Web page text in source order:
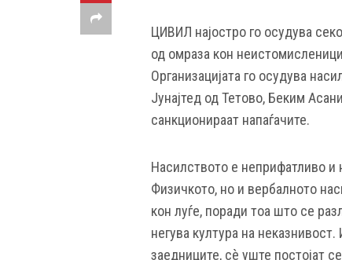
ЦИВИЛ најостро го осудува
од омраза кон
Организацијата го осудува
Јунајтед од Тетово, Беким
санкционираат напаѓачите.
Насилството е неприфатливо
Физичкото, но и вербалното
кон луѓе, поради тоа што се
негува култура на
заедниците, сè уште постојат